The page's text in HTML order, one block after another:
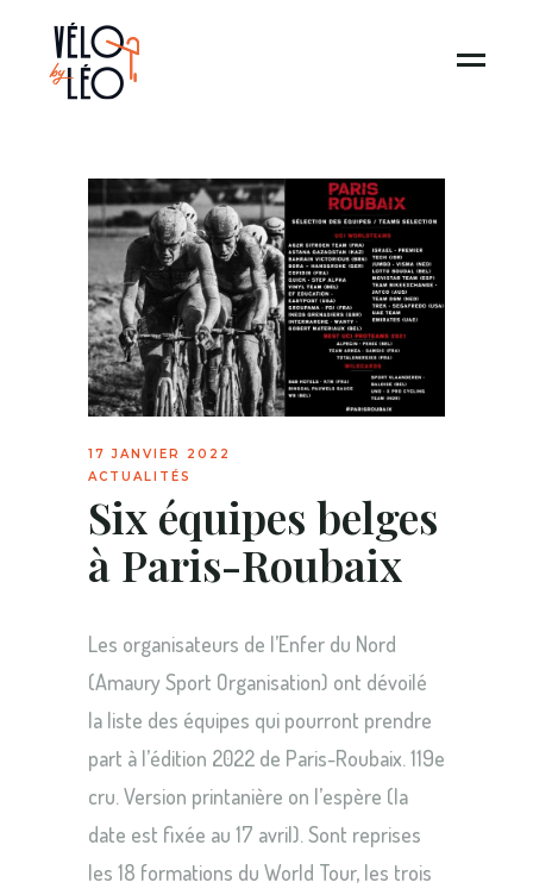
17 JANVIER 2022
ACTUALITÉS
Six équipes belges
à Paris-Roubaix
Les organisateurs de l’Enfer du Nord
(Amaury Sport Organisation) ont dévoilé
la liste des équipes qui pourront prendre
part à l’édition 2022 de Paris-Roubaix. 119e
cru. Version printanière on l’espère (la
date est fixée au 17 avril). Sont reprises
les 18 formations du World Tour, les trois